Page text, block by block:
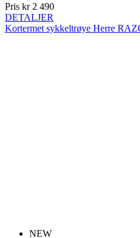
Pris kr 2 490
DETALJER
Kortermet sykkeltrøye Herre
NEW